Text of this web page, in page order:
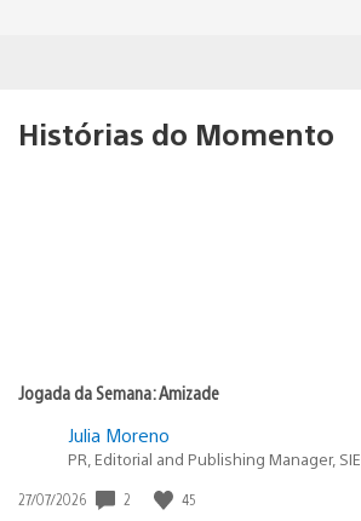
Histórias do Momento
Jogada da Semana: Amizade
Julia Moreno
PR, Editorial and Publishing Manager, SIE
Data
27/07/2026 2 45